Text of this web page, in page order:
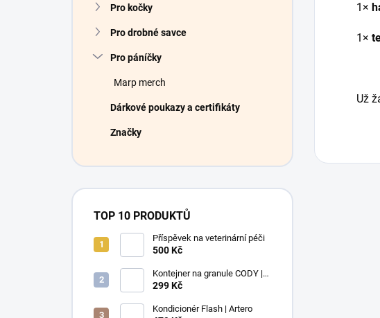
Pro kočky
Pro drobné savce
Pro páníčky
Marp merch
Dárkové poukazy a certifikáty
Značky
TOP 10 PRODUKTŮ
Příspěvek na veterinární péči
500 Kč
Kontejner na granule CODY |
4,1L | Rotho
299 Kč
Kondicionér Flash | Artero
1×
1×
Už